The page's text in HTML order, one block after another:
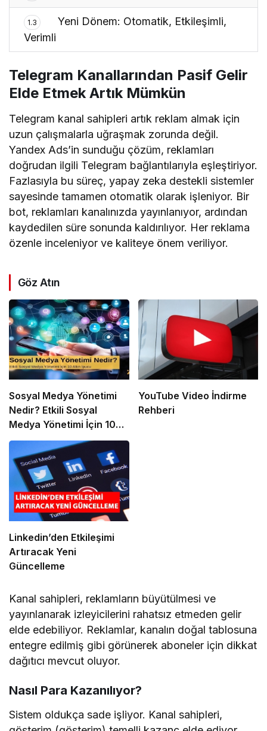
1.3
Yeni Dönem: Otomatik, Etkileşimli,
Verimli
Telegram Kanallarından Pasif Gelir
Elde Etmek Artık Mümkün
Telegram kanal sahipleri artık reklam almak için
uzun çalışmalarla uğraşmak zorunda değil.
Yandex Ads’in sunduğu çözüm, reklamları
doğrudan ilgili Telegram bağlantılarıyla eşleştiriyor.
Fazlasıyla bu süreç, yapay zeka destekli sistemler
sayesinde tamamen otomatik olarak işleniyor. Bir
bot, reklamları kanalınızda yayınlanıyor, ardından
kaydedilen süre sonunda kaldırılıyor. Her reklama
özenle inceleniyor ve kaliteye önem veriliyor.
Göz Atın
Sosyal Medya Yönetimi
Nedir? Etkili Sosyal
Medya Yönetimi İçin 10
Altın İpucu
YouTube Video İndirme
Rehberi
Linkedin’den Etkileşimi
Artıracak Yeni
Güncelleme
Kanal sahipleri, reklamların büyütülmesi ve
yayınlanarak izleyicilerini rahatsız etmeden gelir
elde edebiliyor. Reklamlar, kanalın doğal tablosuna
entegre edilmiş gibi görünerek aboneler için dikkat
dağıtıcı mevcut oluyor.
Nasıl Para Kazanılıyor?
Sistem oldukça sade işliyor. Kanal sahipleri,